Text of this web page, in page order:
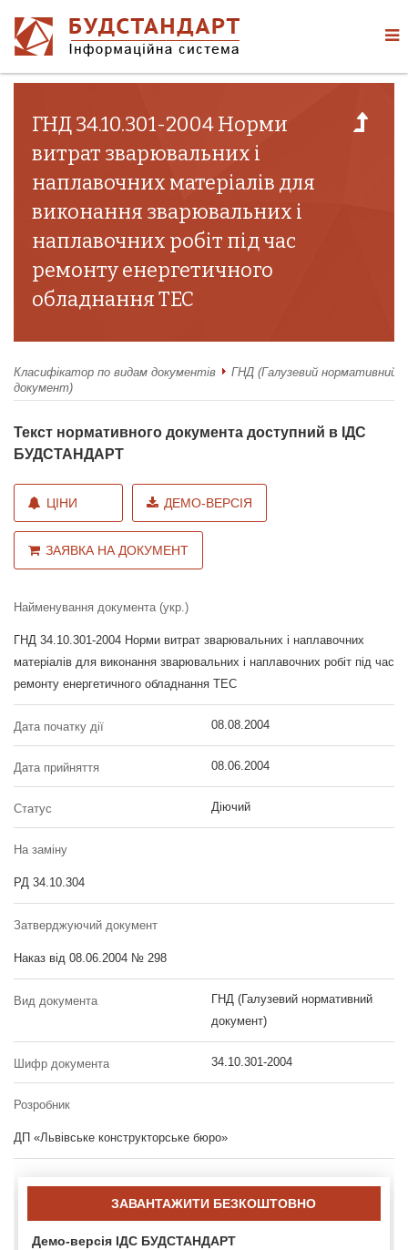
ГНД 34.10.301-2004 Норми
витрат зварювальних і
наплавочних матеріалів для
виконання зварювальних і
наплавочних робіт під час
ремонту енергетичного
обладнання ТЕС
Класифікатор по видам документів
ГНД (Галузевий нормативний
документ)
Текст нормативного документа доступний в ІДС
БУДСТАНДАРТ
ЦІНИ ДЕМО-ВЕРСІЯ
ЗАЯВКА НА ДОКУМЕНТ
Найменування документа (укр.)
ГНД 34.10.301-2004 Норми витрат зварювальних і наплавочних
матеріалів для виконання зварювальних і наплавочних робіт під час
ремонту енергетичного обладнання ТЕС
Дата початку дії 08.08.2004
Дата прийняття 08.06.2004
Статус Діючий
На заміну
РД 34.10.304
Затверджуючий документ
Наказ від 08.06.2004 № 298
Вид документа
ГНД (Галузевий нормативний
документ)
Шифр документа 34.10.301-2004
Розробник
ДП «Львівське конструкторське бюро»
ЗАВАНТАЖИТИ БЕЗКОШТОВНО
Демо-версія ІДС БУДСТАНДАРТ